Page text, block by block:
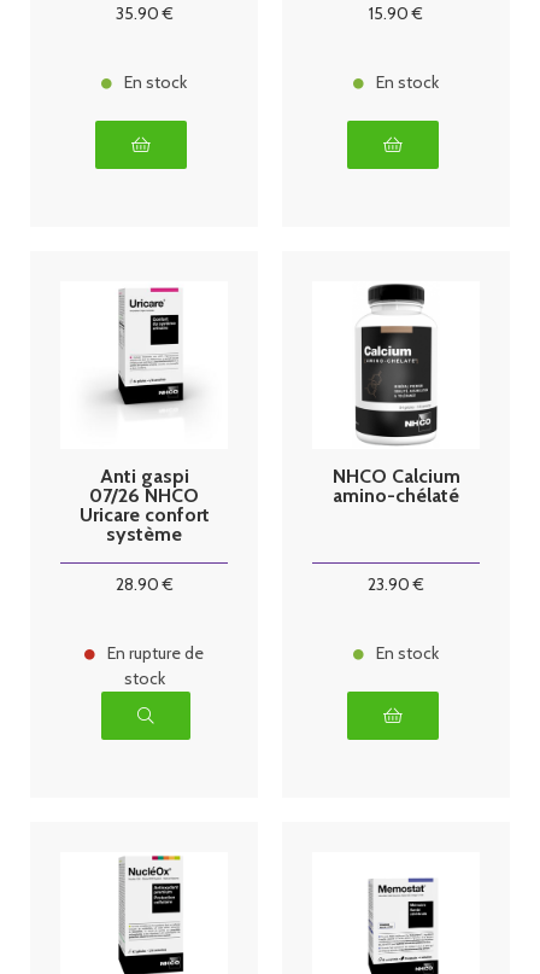
35.90€
En stock
15.90 €
En stock
Anti gaspi
07/26 NHCO
Uricare confort
système
28.90€
En rupture de
stock
NHCO Calcium
amino-chélaté
23.90 €
En stock